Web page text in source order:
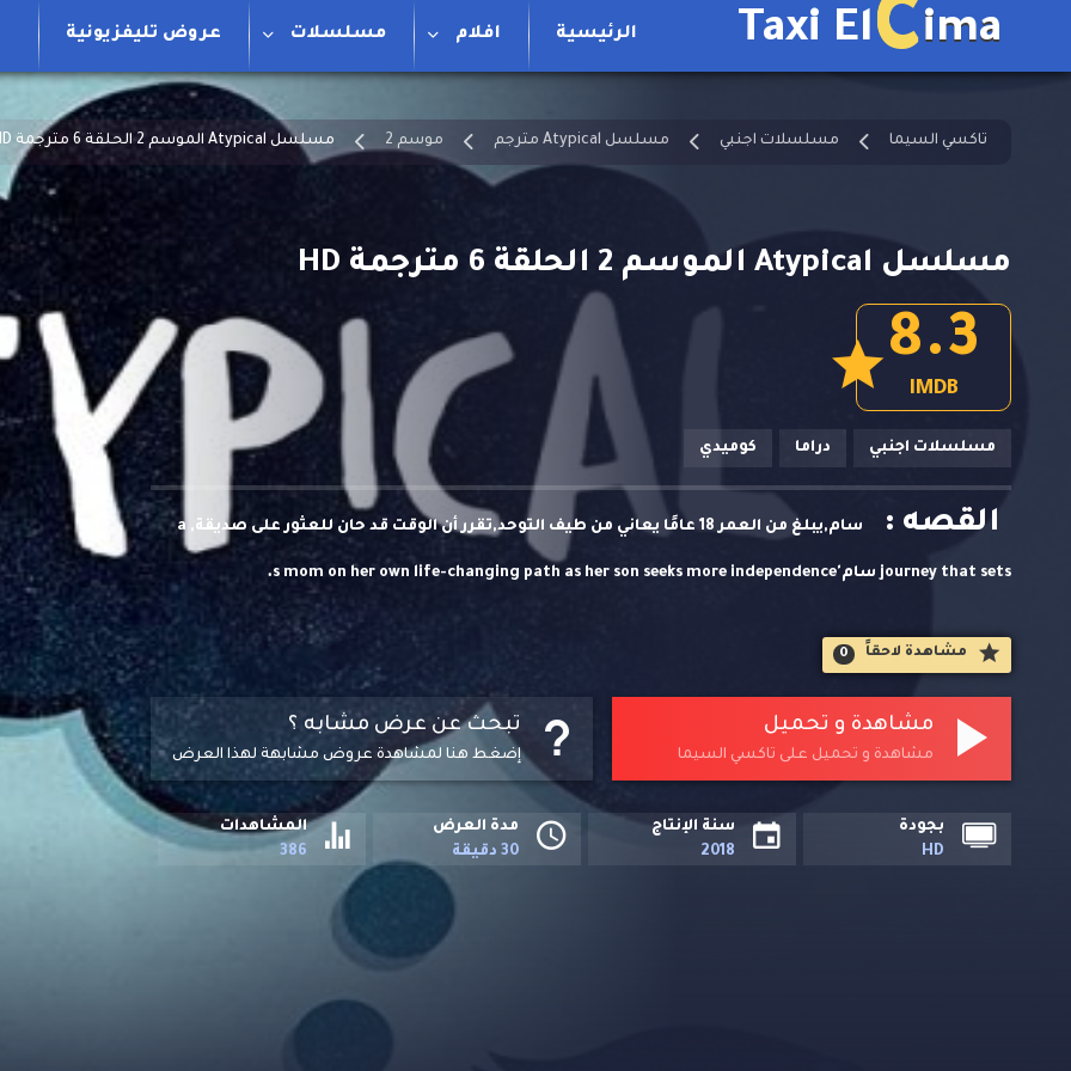
Taxi ElCima الرئيسية افلام مسلسلات عروض تليفزيونية
تاكسي السيما مسلسلات اجنبي مسلسل Atypical مترجم موسم 2 مسلسل Atypical الموسم 2 الحلقة 6 مترجمة HD
مسلسل Atypical الموسم 2 الحلقة 6 مترجمة HD
IMDB
8.3
مسلسلات اجنبي دراما كوميدي
القصه : سام,يبلغ من العمر 18 عامًا يعاني من طيف التوحد,تقرر أن الوقت قد حان للعثور على صديقة, a
journey that sets سام's mom on her own life-changing path as her son seeks more independence.
مشاهدة لاحقاََ 0
تبحث عن عرض مشابه ؟
إضغط هنا لمشاهدة عروض مشابهة لهذا العرض
مشاهدة و تحميل
مشاهدة و تحميل على تاكسي السيما
بجودة
HD
سنة الإنتاج
2018
مدة العرض
30 دقيقة
المشاهدات
386